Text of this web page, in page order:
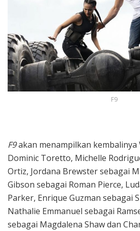
F9
F9akan menampilkan kembalinya
Dominic Toretto, Michelle
Ortiz, Jordana Brewster sebagai
Gibson sebagai Roman Pierce,
Parker, Enrique Guzman sebagai
Nathalie Emmanuel sebagai
sebagai Magdalena Shaw dan